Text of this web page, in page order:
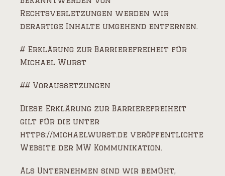
Rechtsverletzungen werden wir
derartige Inhalte umgehend entfernen.
# Erklärung zur Barrierefreiheit für
Michael Wurst
## Voraussetzungen
Diese Erklärung zur Barrierefreiheit
gilt für die unter
https://michaelwurst.de veröffentlichte
Website der MW Kommunikation.
Als Unternehmen sind wir bemüht,